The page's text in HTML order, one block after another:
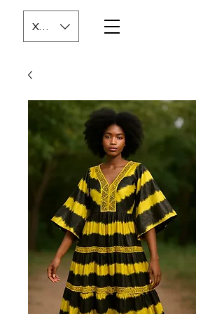
XOF (CFA)